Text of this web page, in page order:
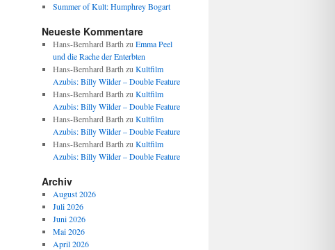
Summer of Kult: Humphrey Bogart
Neueste Kommentare
Hans-Bernhard Barth zu Emma Peel
und die Rache der Enterbten
Hans-Bernhard Barth zu Kultfilm
Azubis: Billy Wilder – Double Feature
Hans-Bernhard Barth zu Kultfilm
Azubis: Billy Wilder – Double Feature
Hans-Bernhard Barth zu Kultfilm
Azubis: Billy Wilder – Double Feature
Hans-Bernhard Barth zu Kultfilm
Azubis: Billy Wilder – Double Feature
Archiv
August 2026
Juli 2026
Juni 2026
Mai 2026
April 2026